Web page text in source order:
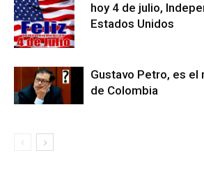
hoy 4 de julio,
Estados Unidos
Gustavo Petro, es el
de Colombia